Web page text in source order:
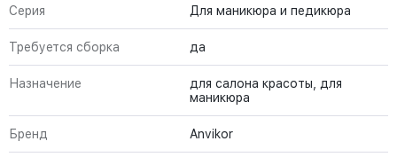
Серия Для маникюра и педикюра
Требуется сборка да
Назначение
для салона красоты, для
маникюра
Бренд Anvikor